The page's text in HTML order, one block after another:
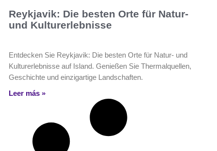
Reykjavik: Die besten Orte für Natur-
und Kulturerlebnisse
Entdecken Sie Reykjavik: Die besten Orte für Natur- und
Kulturerlebnisse auf Island. Genießen Sie Thermalquellen,
Geschichte und einzigartige Landschaften.
Leer más »